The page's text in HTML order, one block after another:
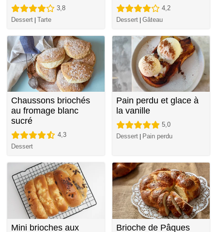
3,8
Dessert Tarte
4,2
Dessert Gâteau
Chaussons briochés
au fromage blanc
sucré
4,3
Dessert
Pain perdu et glace à
la vanille
5,0
Dessert
Pain perdu
Mini brioches aux Brioche de Pâques